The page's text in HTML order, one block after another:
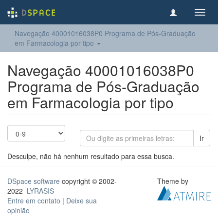
Navegação 40001016038P0 Programa de Pós-Graduação
em Farmacologia por tipo
Navegação 40001016038P0
Programa de Pós-Graduação
em Farmacologia por tipo
Ir
Desculpe, não há nenhum resultado para essa busca.
DSpace software copyright © 2002-
2022 LYRASIS
Entre em contato | Deixe sua
opinião
Theme by